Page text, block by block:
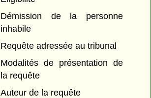
Démission de la personne
inhabile
Requête adressée au tribunal
Modalités de présentation de
la requête
Auteur de la requête